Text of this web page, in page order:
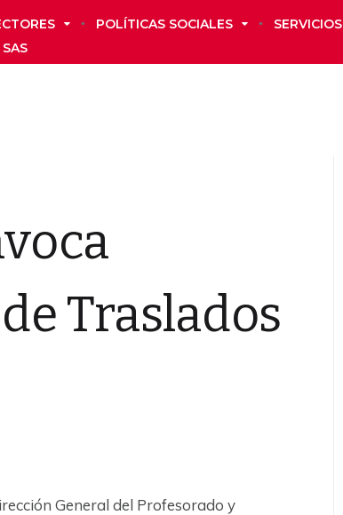
POLÍTICAS SOCIALES SERVICIOS
Traslados
General del Profesorado y